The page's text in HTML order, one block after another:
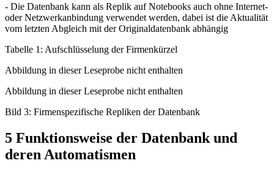
- Die Datenbank kann als Replik auf Notebooks auch ohne Internet-
oder Netzwerkanbindung verwendet werden, dabei ist die Aktualität
vom letzten Abgleich mit der Originaldatenbank abhängig
Tabelle 1: Aufschlüsselung der Firmenkürzel
Abbildung in dieser Leseprobe nicht enthalten
Abbildung in dieser Leseprobe nicht enthalten
Bild 3: Firmenspezifische Repliken der Datenbank
5 Funktionsweise der Datenbank und
deren Automatismen